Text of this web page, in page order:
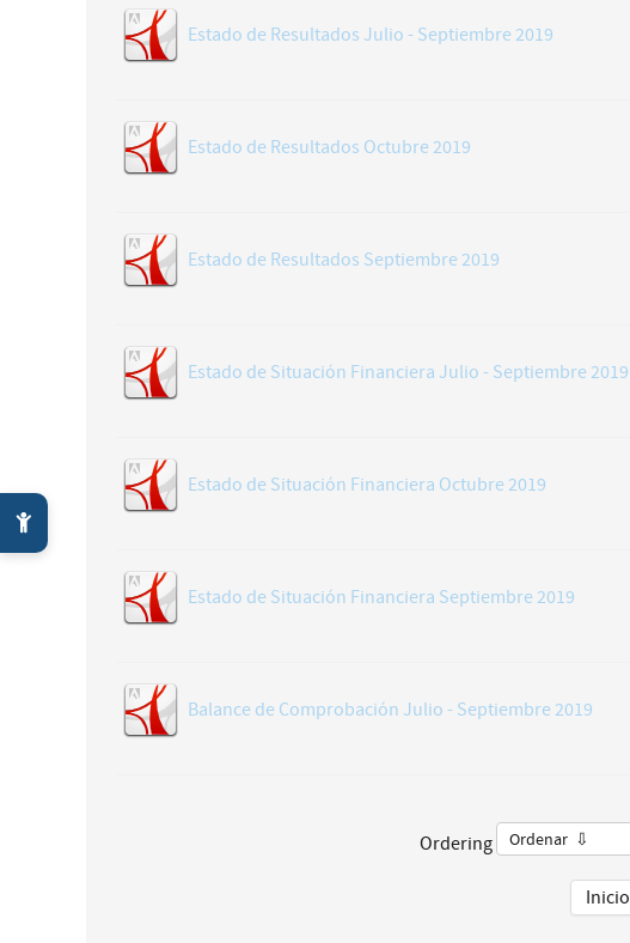
Estado de Resultados Julio - Septiembre 2019
Estado de Resultados Octubre 2019
Estado de Resultados Septiembre 2019
Estado de Situación Financiera Julio - Septiembre 2019
Estado de Situación Financiera Octubre 2019
Estado de Situación Financiera Septiembre 2019
Balance de Comprobación Julio - Septiembre 2019
Ordering
Inicio